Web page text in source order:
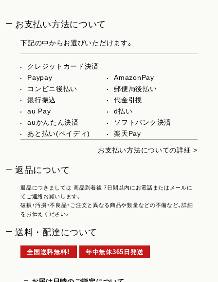
お支払い方法について
下記の中からお選びいただけます。
クレジットカード決済
Paypay
AmazonPay
コンビニ後払い
郵便局後払い
銀行振込
代金引換
au Pay
d払い
auかんたん決済
ソフトバンク決済
あと払い(ペイディ)
楽天Pay
お支払い方法についての詳細 >
返品について
返品につきましては 商品到着後 7日間以内にお電話またはメールに
てご連絡お願いします。
破損・汚損・不良品・ご注文と異なる商品や数量などの不備など、詳細
をお伝えください。
送料・配達について
全国送料無料！ 年中無休365日発送